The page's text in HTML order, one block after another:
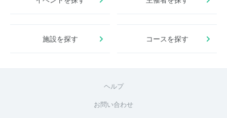
施設を探す コースを探す
ヘルプ
お問い合わせ